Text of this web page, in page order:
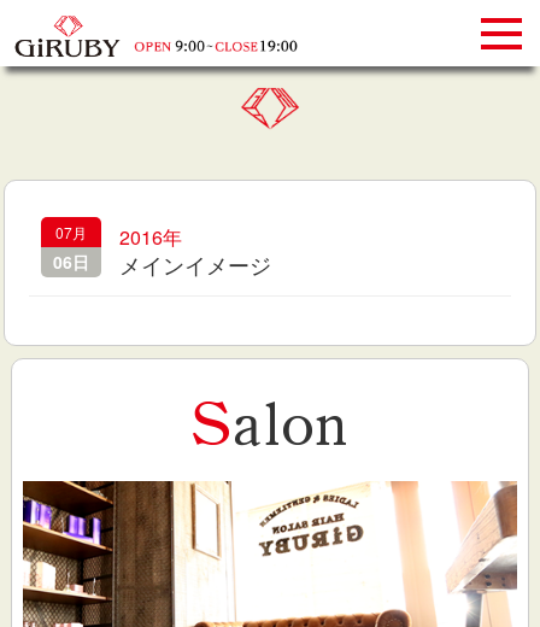
07月
06日
2016年
メインイメージ